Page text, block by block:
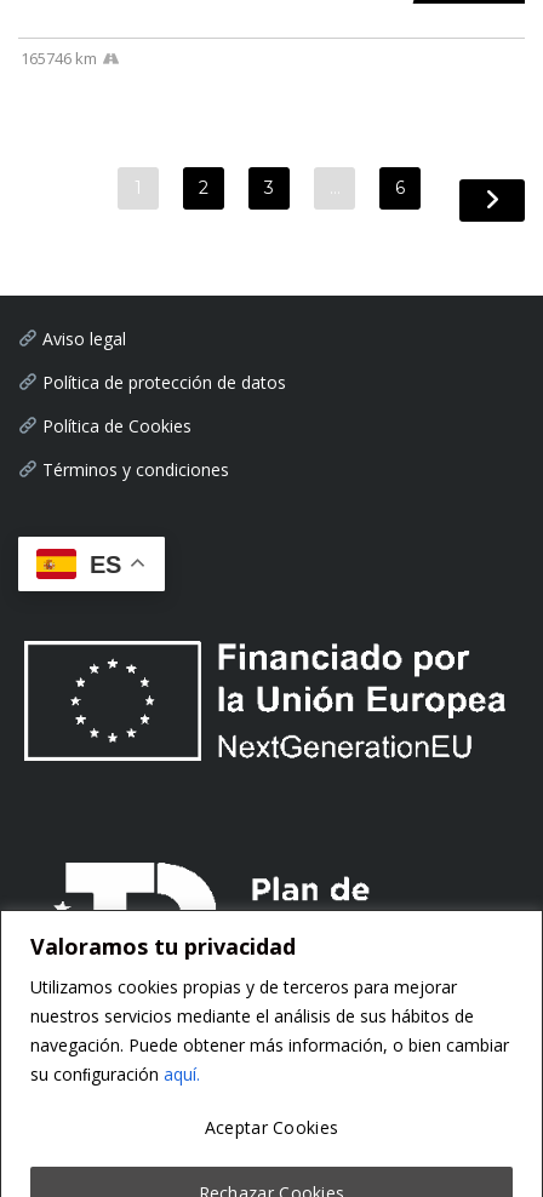
Valoramos tu privacidad
Utilizamos cookies propias y de terceros para mejorar
nuestros servicios mediante el análisis de sus hábitos de
navegación. Puede obtener más información, o bien cambiar
su conﬁguración aquí.
Rechazar Cookies
Aceptar Cookies
165746 km
1 2 3 … 6
Aviso legal
Política de protección de datos
Política de Cookies
Términos y condiciones
ES